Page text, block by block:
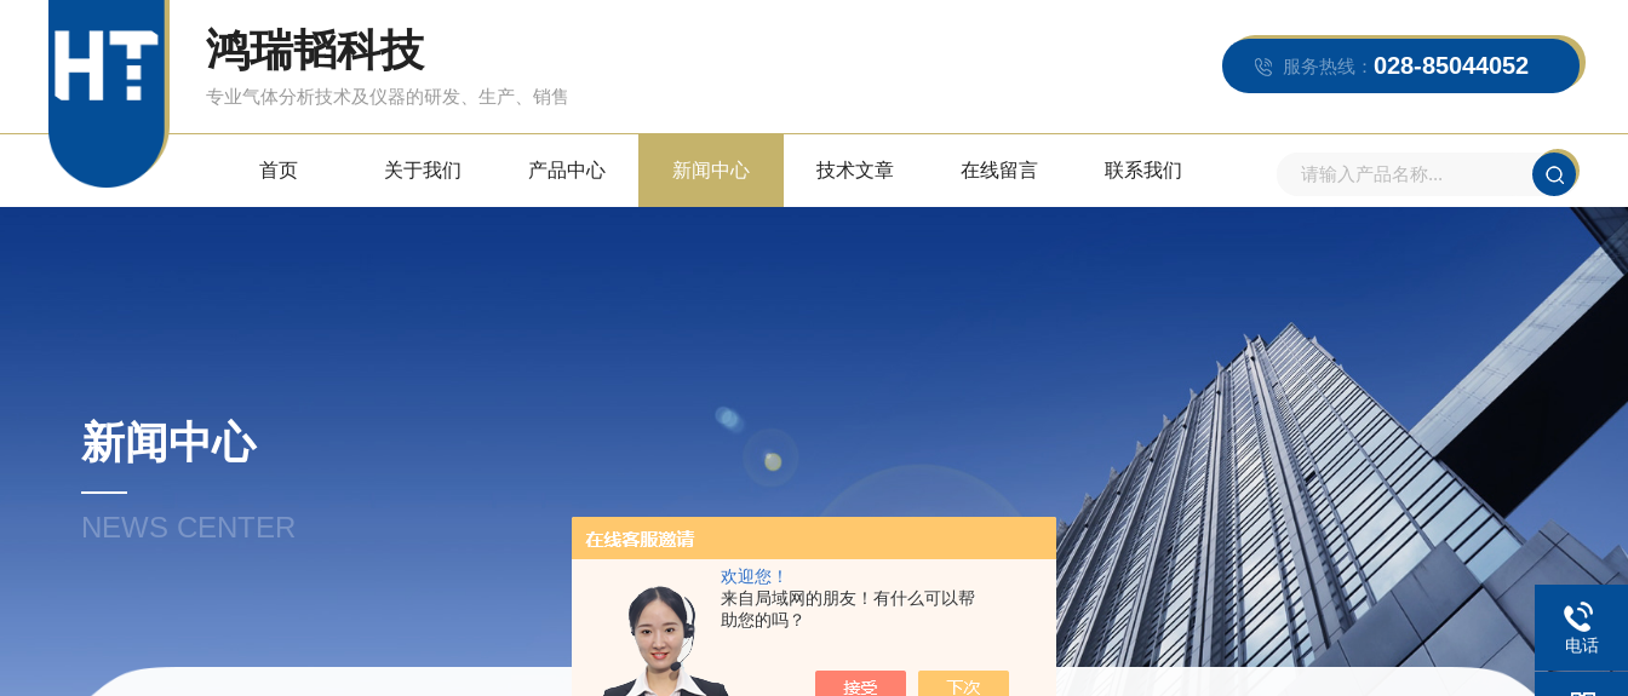
欢迎您！
来自局域网的朋友！有什么可以帮
助您的吗？
鸿瑞韬科技
专业气体分析技术及仪器的研发、生产、销售
服务热线： 028-85044052
首页 关于我们 产品中心 新闻中心 技术文章 在线留言 联系我们
新闻中心
NEWS CENTER
电话